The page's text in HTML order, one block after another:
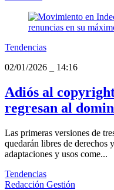
Tendencias
02/01/2026
14:16
Adiós al
regresan al
Las primeras versiones de
quedarán libres de derechos
adaptaciones y usos come...
Tendencias
Redacción Gestión